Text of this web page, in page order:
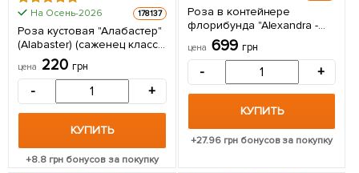
На Осень-2026 178137
Роза кустовая "Алабастер"
(Alabaster) (саженец класса
АА+) высший сорт 1
саженец в упаковке
цена 220 грн
- +
КУПИТЬ
+8.8 грн бонусов за покупку
Роза в контейнере
флорибунда "Alexandra -
Princesse de Luxembourg"
(саженец класса АА+) 1
саженец в упаковке
цена 699 грн
- +
КУПИТЬ
+27.96грн бонусов за покупку